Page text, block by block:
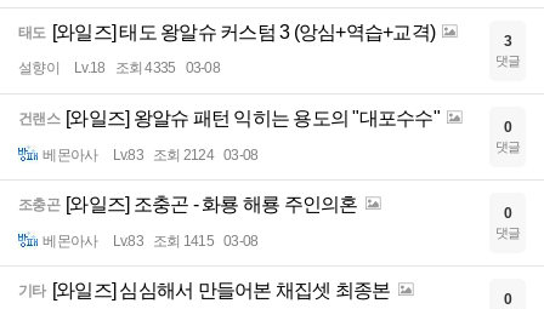
태도 [와일즈] 태도 왕알슈 커스텀 3 (앙심+역습+교격)
설향이 Lv.18 조회 4335 03-08
3
댓글
건랜스 [와일즈] 왕알슈 패턴 익히는 용도의 "대포수수"
베몬아사 Lv.83 조회 2124 03-08
0
댓글
조충곤 [와일즈] 조충곤 - 화룡 해룡 주인의혼
베몬아사 Lv.83 조회 1415 03-08
0
댓글
기타 [와일즈] 심심해서 만들어본 채집셋 최종본 0